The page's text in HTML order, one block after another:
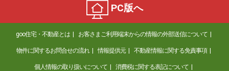
PC版へ
goo住宅・不動産とは お客さまご利用端末からの情報の外部送信について
物件に関するお問合せの流れ 情報提供元 不動産情報に関する免責事項
個人情報の取り扱いについて 消費税に関する表記について